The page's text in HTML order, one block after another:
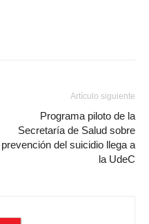
Artículo siguiente
Programa piloto de la
Secretaría de Salud sobre
prevención del suicidio llega a
la UdeC